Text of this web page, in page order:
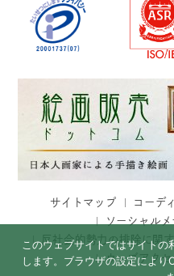
サイトマップ コーデ
ソーシャル
反社会的勢力の排除に関
ウェブアク
このウェブサイトではサイト
します。ブラウザの設定によ